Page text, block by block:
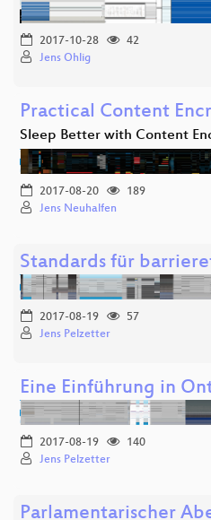
2017-10-28
42
Jens Ohlig
Practical Content
Sleep Better with Content
2017-08-20
189
Jens Neuhalfen
Standards für
2017-08-19
57
Jens Pelzetter
Eine Einführung in
2017-08-19
140
Jens Pelzetter
Parlamentarischer